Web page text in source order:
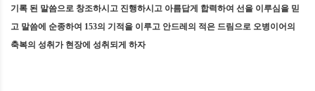
기록 된 말씀으로 창조하시고 진행하시고 아름답게 합력하여 선을 이루심을 믿
고 말씀에 순종하여 153의 기적을 이루고 안드레의 적은 드림으로 오병이어의
축복의 성취가 현장에 성취되게 하자